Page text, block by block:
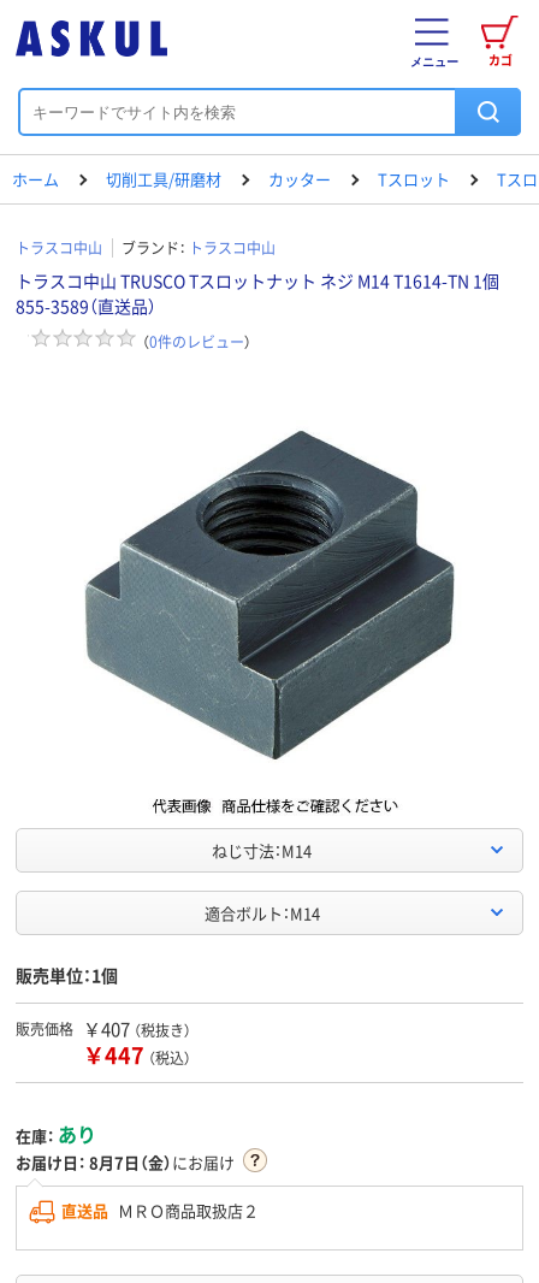
カゴ
メニュー
ホーム 切削工具/研磨材 カッター Tスロット Tスロ
トラスコ中山 ブランド： トラスコ中山
トラスコ中山 TRUSCO Tスロットナット ネジ M14 T1614-TN 1個
855-3589（直送品）
（0件のレビュー）
ねじ寸法：M14
適合ボルト：M14
販売単位：1個
販売価格 ￥407 （税抜き）
￥447 （税込）
在庫： あり
お届け日： 8月7日（金）にお届け
直送品 ＭＲＯ商品取扱店２